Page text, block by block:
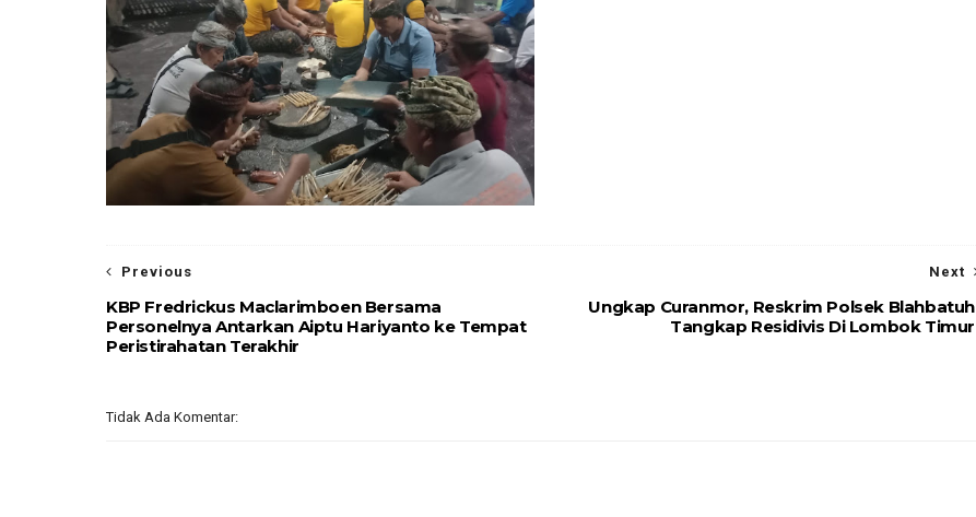
Next
Ungkap Curanmor, Reskrim Polsek Blahbatuh
Tangkap Residivis Di Lombok Timur
Previous
‎KBP Fredrickus Maclarimboen Bersama
Personelnya Antarkan Aiptu Hariyanto ke Tempat
Peristirahatan Terakhir
Tidak Ada Komentar: